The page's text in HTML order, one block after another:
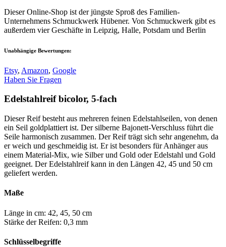
Dieser Online-Shop ist der jüngste Sproß des Familien-
Unternehmens Schmuckwerk Hübener. Von Schmuckwerk gibt es
außerdem vier Geschäfte in Leipzig, Halle, Potsdam und Berlin
Unabhängige Bewertungen:
Etsy, Amazon, Google
Haben Sie Fragen
Edelstahlreif bicolor, 5-fach
Dieser Reif besteht aus mehreren feinen Edelstahlseilen, von denen
ein Seil goldplattiert ist. Der silberne Bajonett-Verschluss führt die
Seile harmonisch zusammen. Der Reif trägt sich sehr angenehm, da
er weich und geschmeidig ist. Er ist besonders für Anhänger aus
einem Material-Mix, wie Silber und Gold oder Edelstahl und Gold
geeignet. Der Edelstahlreif kann in den Längen 42, 45 und 50 cm
geliefert werden.
Maße
Länge in cm: 42, 45, 50 cm
Stärke der Reifen: 0,3 mm
Schlüsselbegriffe